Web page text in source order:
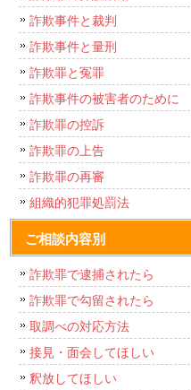
詐欺事件と裁判
詐欺事件と量刑
詐欺罪と冤罪
詐欺事件の被害者のために
詐欺罪の控訴
詐欺罪の上告
詐欺罪の再審
組織的犯罪処罰法
ご相談内容別
詐欺罪で逮捕されたら
詐欺罪で勾留されたら
取調べの対応方法
接見・面会してほしい
釈放してほしい